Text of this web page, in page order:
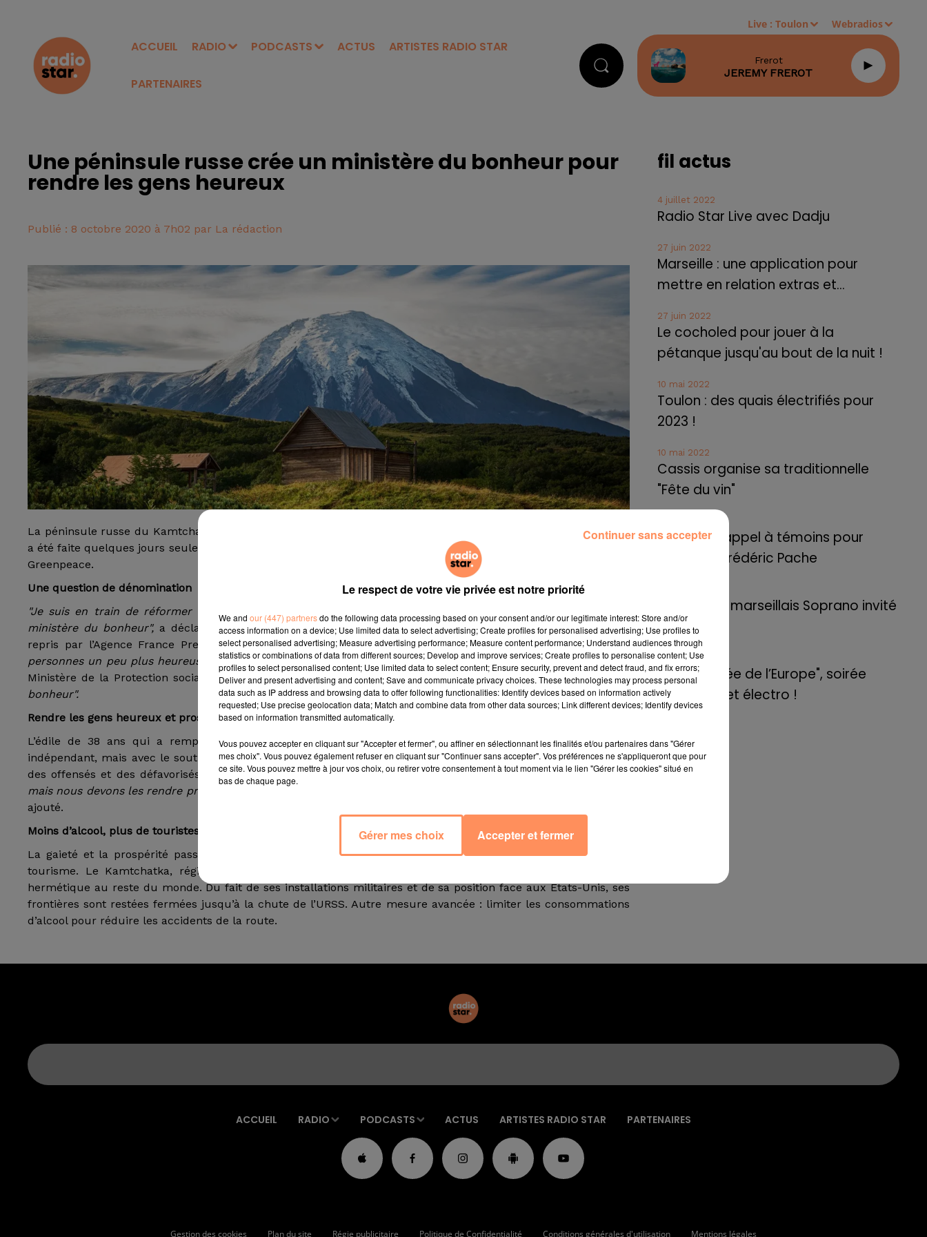
ACCUEIL RADIO PODCASTS ACTUS ARTISTES RADIO STAR
PARTENAIRES
Live :Toulon Webradios
Frerot
JEREMY FREROT
Une péninsule russe crée un ministère du bonheur pour
rendre les gens heureux
Publié : 8 octobre 2020 à 7h02 par La rédaction
La péninsule russe du Kamtchatka s’est dotée d’un ministère du bonheur. Ironie de cette histoire-là. L’annonce
a été faite quelques jours seulement avant la découverte de la catastrophe écologique qui frappe ses côtes, par
Greenpeace.
Une question de dénomination
"Je suis en train de réformer les autorités du territoire du Kamtchatka et nous avons décidé de créer un
ministère du bonheur",a déclaré le gouverneur du Kraï (territoire), Vladimir Solodov, dans un communiqué
repris par l’Agence France Presse (AFP), se donnant pour objectif de"rendre des centaines de milliers de
personnes un peu plus heureuses chaque jour".Le nom officiel de cette nouvelle entité est en réalité celui de
Ministère de la Protection sociale et de la politique familiale, précise le gouverneur,"mais en bref, il s’agit de
bonheur".
Rendre les gens heureux et prospères
L’édile de 38 ans qui a remporté en septembre les élections, où il s’est présenté en tant que candidat
indépendant, mais avec le soutien du parti du pouvoir, Russie unie, a affirmé vouloir (s)s’éloigner du Ministère
des offensés et des défavorisés. Bien sûr, il s’agira toujours de"s’occuper de personnes en situation difficile,
mais nous devons les rendre prospères, heureuses, et pas uniquement régler des problèmes douloureux",
ajouté.
Moins d’alcool, plus de touristes
La gaieté et la prospérité passent selon lui par le développement. L’accent doit notamment être mis sur le
tourisme. Le Kamtchatka, région russe lointaine, sauvage et difficilement accessible, est longtemps resté
hermétique au reste du monde. Du fait de ses installations militaires et de sa position face aux États-Unis, ses
frontières sont restées fermées jusqu’à la chute de l’URSS. Autre mesure avancée : limiter les consommations
d’alcool pour réduire les accidents de la route.
fil actus
4 juillet 2022
Radio Star Live avec Dadju
27 juin 2022
Marseille : une application pour
mettre en relation extras et...
27 juin 2022
Le cocholed pour jouer à la
pétanque jusqu'au bout de la nuit !
10 mai 2022
Toulon : des quais électrifiés pour
2023 !
10 mai 2022
Cassis organise sa traditionnelle
"Fête du vin"
Marseille : appel à témoins pour
retrouver Frédéric Pache
Le rappeur marseillais Soprano invité
de E=M6
8 mai 2022
Aix : "Journée de l’Europe", soirée
danse et set électro !
ACCUEIL RADIO PODCASTS ACTUS ARTISTES RADIO STAR PARTENAIRES
Gestion des cookies Plan du site Régie publicitaire Politique de Confidentialité Conditions générales d'utilisation Mentions légales
Le respect de votre vie privée est notre priorité
We and our (447) partnersdo the following data processing based on your consent and/or our legitimate interest: Store and/or
access information on a device; Use limited data to select advertising; Create profiles for personalised advertising; Use profiles to
select personalised advertising; Measure advertising performance; Measure content performance; Understand audiences through
statistics or combinations of data from different sources; Develop and improve services; Create profiles to personalise content; Use
profiles to select personalised content; Use limited data to select content; Ensure security, prevent and detect fraud, and fix errors;
Deliver and present advertising and content; Save and communicate privacy choices. These technologies may process personal
data such as IP address and browsing data to offer following functionalities: Identify devices based on information actively
requested; Use precise geolocation data; Match and combine data from other data sources; Link different devices; Identify devices
based on information transmitted automatically.
Vous pouvez accepter en cliquant sur "Accepter et fermer", ou affiner en sélectionnant les finalités et/ou partenaires dans "Gérer
mes choix". Vous pouvez également refuser en cliquant sur "Continuer sans accepter". Vos préférences ne s'appliqueront que pour
ce site. Vous pouvez mettre à jour vos choix, ou retirer votre consentement à tout moment via le lien "Gérer les cookies" situé en
bas de chaque page.
Gérer mes choix Accepter et fermer
Continuer sans accepter